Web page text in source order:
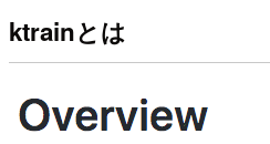
ktrainとは